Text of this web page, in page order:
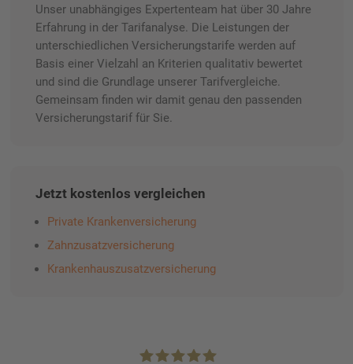
Unser unabhängiges Expertenteam hat über 30 Jahre
Erfahrung in der Tarifanalyse. Die Leistungen der
unterschiedlichen Versicherungstarife werden auf
Basis einer Vielzahl an Kriterien qualitativ bewertet
und sind die Grundlage unserer Tarifvergleiche.
Gemeinsam finden wir damit genau den passenden
Versicherungstarif für Sie.
Jetzt kostenlos vergleichen
Private Krankenversicherung
Zahnzusatzversicherung
Krankenhauszusatzversicherung